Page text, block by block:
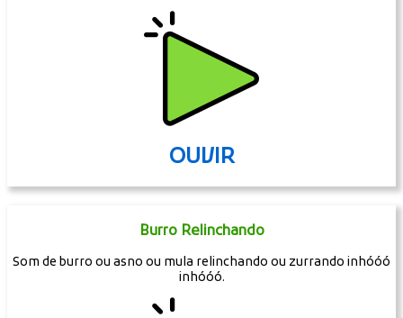
OUVIR
Burro Relinchando
Som de burro ou asno ou mula relinchando ou zurrando inhóóó
inhóóó.